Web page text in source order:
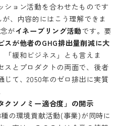
ション活動を合わせたものです
、内容的にはこう理解できま
がイネーブリング活動です。要
スが他者のGHG排出量削減に大
「緩和ビジネス」とも言えま
スとプロダクトの両面で、後者
じて、2050年のゼロ排出に実質
ソノミー適合度」の開示
の環境貢献活動(事業)が同時に